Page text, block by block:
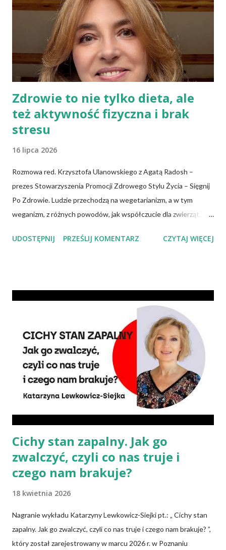
niepewność i brak zaufania do instytucji służby zdrowia, bowiem
społeczeństwo oczekuje konkretnych, jednolitych zaleceń.
Trzeba pamiętać, że każdego roku towarzystwa naukowe czy
grupy robocze z różnych dziedzin publikują...
Zdrowie to nie tylko dieta, ale
też aktywność fizyczna i brak
stresu
16 lipca 2026
Rozmowa red. Krzysztofa Ulanowskiego z Agatą Radosh –
prezes Stowarzyszenia Promocji Zdrowego Stylu Życia – Sięgnij
Po Zdrowie. Ludzie przechodzą na wegetarianizm, a w tym
weganizm, z różnych powodów, jak współczucie dla zwierząt,
Wiadomo, że czerwone mięso zwiększa ryzyko nowotworów,
składników? Talerz, nie słupki Albo inaczej – czy przechodząc na
wegetarianizm, a zwłaszcza weganizm, trzeba się liczyć z tym, że
wszystkie składniki będzie się skrupulatnie sumowało w
słupkach? – Nie ma takiej potrzeby – uspokaja Agata Radosh,
prezes Stowarzyszenia Promocji Zdrowego Stylu Życia – Sięgnij
Po Zdrowie. – Choć owszem, gdy chcemy nauczyć się podstaw
komponowania diety wegańskiej, możemy spisywać to, co
spożywamy, w jakich ilościach, jaką ma to wartość od...
UDOSTĘPNIJ PRZEŚLIJ KOMENTARZ CZYTAJ WIĘCEJ
Cichy stan zapalny. Jak go
zwalczyć, czyli co nas truje i
czego nam brakuje?
18 kwietnia 2026
Nagranie wykładu Katarzyny Lewkowicz-Siejki pt.: „ Cichy stan
zapalny. Jak go zwalczyć, czyli co nas truje i czego nam brakuje? ”,
który został zarejestrowany w marcu 2026 r. w Poznaniu